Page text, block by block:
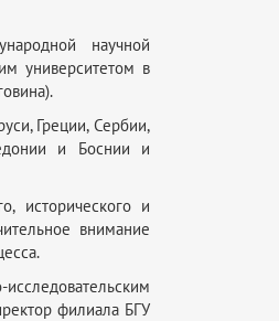
научной
университетом в
Греции, Сербии,
и Боснии и
исторического и
внимание
филиала БГУ